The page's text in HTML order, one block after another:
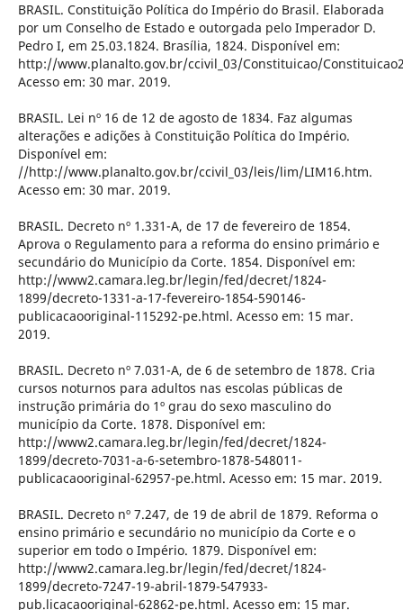
BRASIL. Constituição Política do Império do Brasil. Elaborada
por um Conselho de Estado e outorgada pelo Imperador D.
Pedro I, em 25.03.1824. Brasília, 1824. Disponível em:
http://www.planalto.gov.br/ccivil_03/Constituicao/
Acesso em: 30 mar. 2019.
BRASIL. Lei nº 16 de 12 de agosto de 1834. Faz algumas
alterações e adições à Constituição Política do Império.
Disponível em:
//http://www.planalto.gov.br/ccivil_03/leis/lim/LIM16.htm.
Acesso em: 30 mar. 2019.
BRASIL. Decreto nº 1.331-A, de 17 de fevereiro de 1854.
Aprova o Regulamento para a reforma do ensino primário e
secundário do Município da Corte. 1854. Disponível em:
http://www2.camara.leg.br/legin/fed/decret/1824-
1899/decreto-1331-a-17-fevereiro-1854-590146-
publicacaooriginal-115292-pe.html. Acesso em: 15 mar.
2019.
BRASIL. Decreto nº 7.031-A, de 6 de setembro de 1878. Cria
cursos noturnos para adultos nas escolas públicas de
instrução primária do 1º grau do sexo masculino do
município da Corte. 1878. Disponível em:
http://www2.camara.leg.br/legin/fed/decret/1824-
1899/decreto-7031-a-6-setembro-1878-548011-
publicacaooriginal-62957-pe.html. Acesso em: 15 mar. 2019.
BRASIL. Decreto nº 7.247, de 19 de abril de 1879. Reforma o
ensino primário e secundário no município da Corte e o
superior em todo o Império. 1879. Disponível em:
http://www2.camara.leg.br/legin/fed/decret/1824-
1899/decreto-7247-19-abril-1879-547933-
pub.licacaooriginal-62862-pe.html. Acesso em: 15 mar.